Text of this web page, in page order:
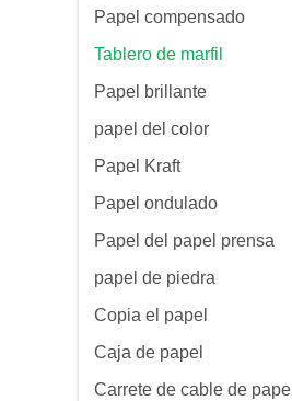
Papel compensado
Tablero de marfil
Papel brillante
papel del color
Papel Kraft
Papel ondulado
Papel del papel prensa
papel de piedra
Copia el papel
Caja de papel
Carrete de cable de papel